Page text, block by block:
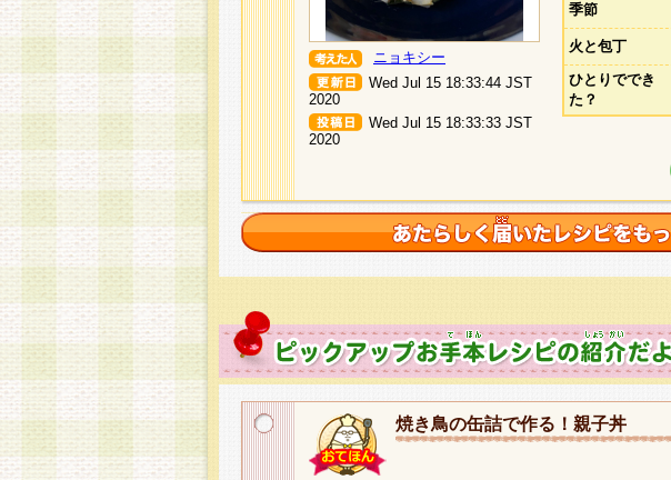
ニョキシー
Wed Jul 15 18:33:44 JST
2020
Wed Jul 15 18:33:33 JST
2020
季節
火と包丁
ひとりででき
た？
焼き鳥の缶詰で作る！親子丼